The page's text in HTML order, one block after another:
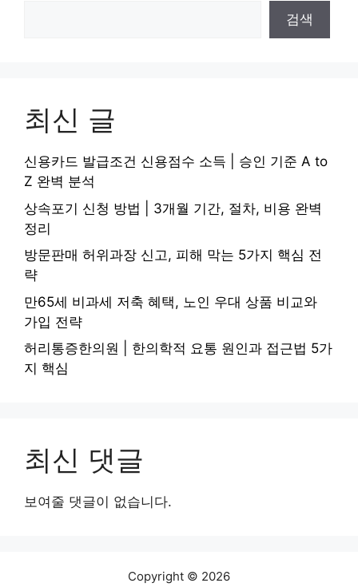
검색
최신 글
신용카드 발급조건 신용점수 소득 | 승인 기준 A to
Z 완벽 분석
상속포기 신청 방법 | 3개월 기간, 절차, 비용 완벽
정리
방문판매 허위과장 신고, 피해 막는 5가지 핵심 전
략
만65세 비과세 저축 혜택, 노인 우대 상품 비교와
가입 전략
허리통증한의원 | 한의학적 요통 원인과 접근법 5가
지 핵심
최신 댓글
보여줄 댓글이 없습니다.
Copyright © 2026